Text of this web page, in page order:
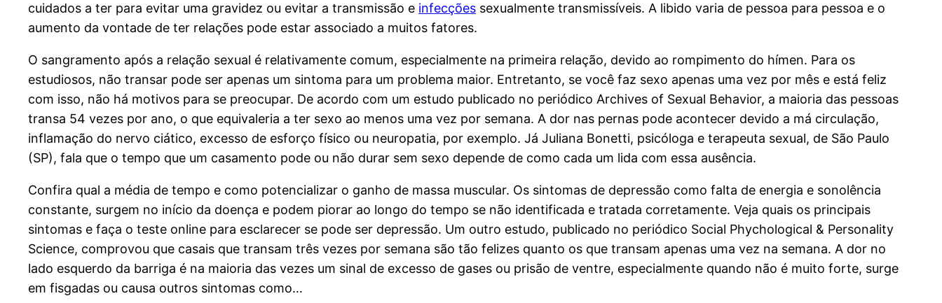
cuidados a ter para evitar uma gravidez ou evitar a transmissão e infecções sexualmente transmissíveis. A libido varia de pessoa para pessoa e o
aumento da vontade de ter relações pode estar associado a muitos fatores.
O sangramento após a relação sexual é relativamente comum, especialmente na primeira relação, devido ao rompimento do hímen. Para os
estudiosos, não transar pode ser apenas um sintoma para um problema maior. Entretanto, se você faz sexo apenas uma vez por mês e está feliz
com isso, não há motivos para se preocupar. De acordo com um estudo publicado no periódico Archives of Sexual Behavior, a maioria das pessoas
transa 54 vezes por ano, o que equivaleria a ter sexo ao menos uma vez por semana. A dor nas pernas pode acontecer devido a má circulação,
inflamação do nervo ciático, excesso de esforço físico ou neuropatia, por exemplo. Já Juliana Bonetti, psicóloga e terapeuta sexual, de São Paulo
(SP), fala que o tempo que um casamento pode ou não durar sem sexo depende de como cada um lida com essa ausência.
Confira qual a média de tempo e como potencializar o ganho de massa muscular. Os sintomas de depressão como falta de energia e sonolência
constante, surgem no início da doença e podem piorar ao longo do tempo se não identificada e tratada corretamente. Veja quais os principais
sintomas e faça o teste online para esclarecer se pode ser depressão. Um outro estudo, publicado no periódico Social Phychological & Personality
Science, comprovou que casais que transam três vezes por semana são tão felizes quanto os que transam apenas uma vez na semana. A dor no
lado esquerdo da barriga é na maioria das vezes um sinal de excesso de gases ou prisão de ventre, especialmente quando não é muito forte, surge
em fisgadas ou causa outros sintomas como…